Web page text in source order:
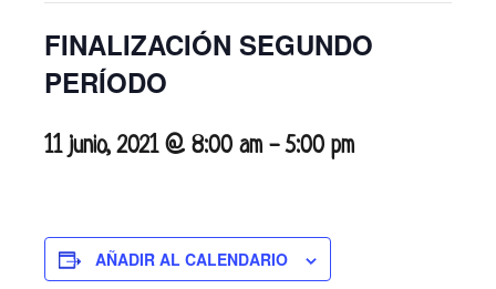
FINALIZACIÓN SEGUNDO
PERÍODO
11 junio, 2021 @ 8:00 am -5:00 pm
AÑADIR AL CALENDARIO